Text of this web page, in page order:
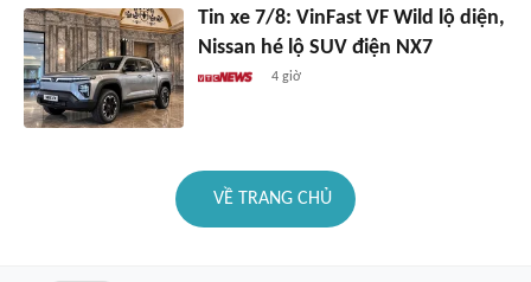
Tin xe 7/8: VinFast VF Wild lộ diện,
Nissan hé lộ SUV điện NX7
4 giờ
VỀ TRANG CHỦ